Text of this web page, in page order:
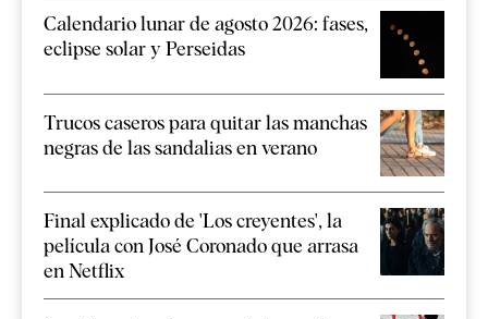
Calendario lunar de agosto 2026: fases,
eclipse solar y Perseidas
Trucos caseros para quitar las manchas
negras de las sandalias en verano
Final explicado de 'Los creyentes', la
película con José Coronado que arrasa
en Netflix